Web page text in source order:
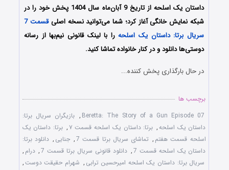
داستان یک اسلحه از تاریخ 9 آبان‌ماه سال 1404 پخش خود را در
شبکه نمایش خانگی آغاز کرد؛ شما می‌توانید نسخه اصلی
قسمت 7
سریال برتا: داستان یک اسلحهرا با لینک قانونی نیم‌بها از رسانه
دوستی‌ها دانلود و در کنار خانواده تماشا کنید.
در حال بارگذاری پخش کننده...
برچسب ها
Beretta: The Story of a Gun Episode 07
, بازیگران سریال برتا:
داستان یک اسلحه, برتا: داستان یک اسلحه قسمت ۷ , برتا: داستان یک
اسلحه قسمت هفتم , تماشای سریال برتا قسمت 7 , جنایی , دانلود برتا:
داستان یک اسلحه قسمت 7
, دانلود قانونی سریال برتا قسمت 7 , درام ,
سریال برتا: داستان یک اسلحه امیرحسین ترابی , شهرام حقیقت دوست,